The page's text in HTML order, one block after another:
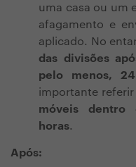
uma casa ou um
afagamento e
aplicado. No
das divisões
pelo menos,
importante
móveis dentro
horas.
Após: